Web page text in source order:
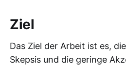
Ziel
Das Ziel der Arbeit ist es,
Skepsis und die geringe